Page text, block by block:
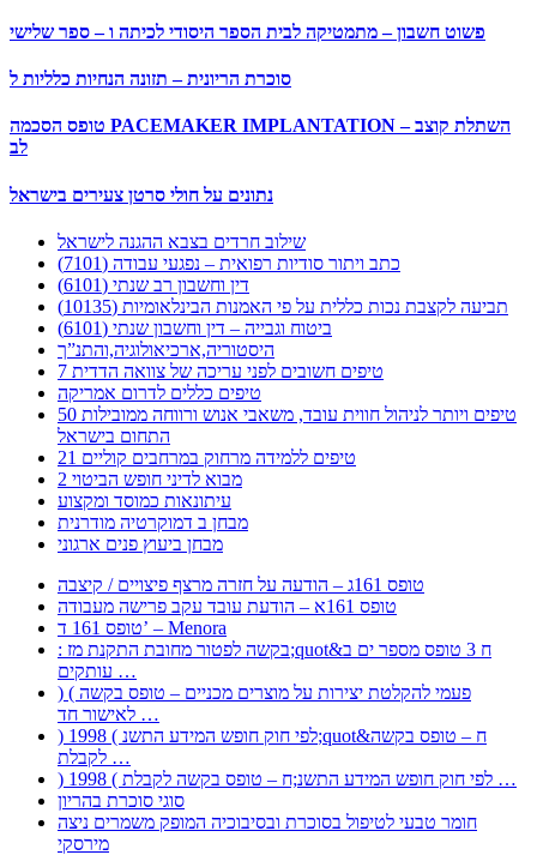
פשוט חשבון – מתמטיקה לבית הספר היסודי לכיתה ו – ספר שלישי
סוכרת הריונית – תזונה הנחיות כלליות ל
טופס הסכמה PACEMAKER IMPLANTATION – השתלת קוצב
לב
נתונים על חולי סרטן צעירים בישראל
שילוב חרדים בצבא ההגנה לישראל
כתב ויתור סודיות רפואית – נפגעי עבודה (7101)
דין וחשבון רב שנתי (6101)
תביעה לקצבת נכות כללית על פי האמנות הבינלאומיות (10135)
ביטוח וגבייה – דין וחשבון שנתי (6101)
היסטוריה,ארכיאולוגיה,והתנ”ך
7 טיפים חשובים לפני עריכה של צוואה הדדית
טיפים כללים לדרום אמריקה
50 טיפים ויותר לניהול חווית עובד, משאבי אנוש ורווחה ממובילות
התחום בישראל
21 טיפים ללמידה מרחוק במרחבים קוליים
מבוא לדיני חופש הביטוי 2
עיתונאות כמוסד ומקצוע
מבחן ב דמוקרטיה מודרנית
מבחן ביעוץ פנים ארגוני
טופס 161ג – הודעה על חזרה מרצף פיצויים / קיצבה
טופס 161א – הודעת עובד עקב פרישה מעבודה
טופס 161 ד’ – Menora
: בקשה לפטור מחובת התקנת מז;quot&ח 3 טופס מספר ים ב
עותקים …
) ( פעמי להקלטת יצירות על מוצרים מכניים – טופס בקשה
לאישור חד …
) 1998 ( לפי חוק חופש המידע התשנ;quot&ח – טופס בקשה
לקבלת …
) 1998 ( לפי חוק חופש המידע התשנ;ח – טופס בקשה לקבלת …
סוגי סוכרת בהריון
חומר טבעי לטיפול בסוכרת ובסיבוכיה המופק משמרים ניצה
מירסקי